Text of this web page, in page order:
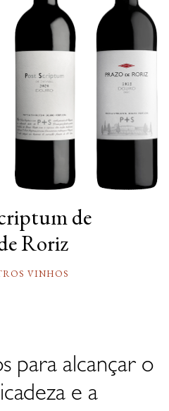
| FR
de
Roriz
VINHOS
para alcançar o
e a